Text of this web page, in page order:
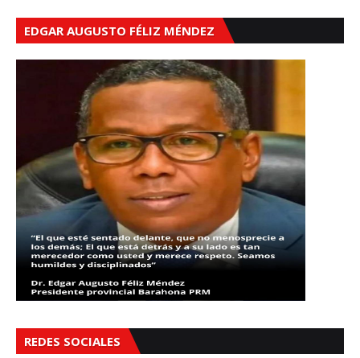
EDGAR AUGUSTO FÉLIZ MÉNDEZ
REDES SOCIALES